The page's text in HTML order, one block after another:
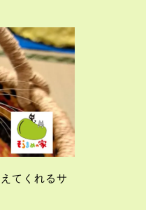
てくれるサ